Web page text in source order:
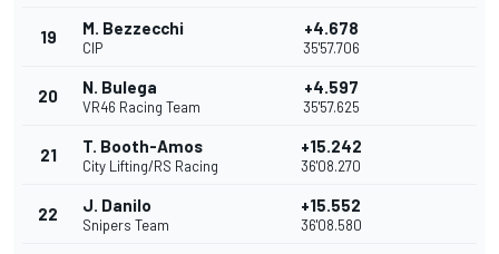
19 M. Bezzecchi
CIP
+4.678
35'57.706
20 N. Bulega
VR46 Racing Team
+4.597
35'57.625
21 T. Booth-Amos
City Lifting/RS Racing
+15.242
36'08.270
22 J. Danilo
Snipers Team
+15.552
36'08.580